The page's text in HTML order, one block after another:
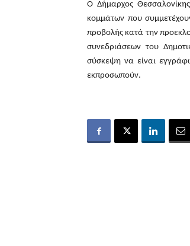
Ο Δήμαρχος
κομμάτων που
προβολής κατά την
συνεδριάσεων του
σύσκεψη να είναι
εκπροσωπούν.